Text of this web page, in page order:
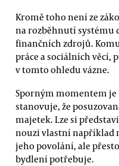
Kromě toho není ze
na rozběhnutí systému
finančních zdrojů.
práce a sociálních věcí,
v tomto ohledu vázne.
Sporným momentem
stanovuje, že
majetek. Lze si
nouzi vlastní například
jeho povolání, ale
bydlení potřebuje.